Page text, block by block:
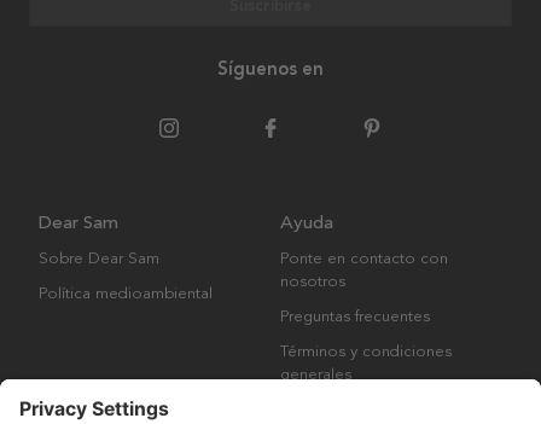
Síguenos en
Dear Sam
Sobre Dear Sam
Política medioambiental
Ayuda
Ponte en contacto con
nosotros
Preguntas frecuentes
Términos y condiciones
generales